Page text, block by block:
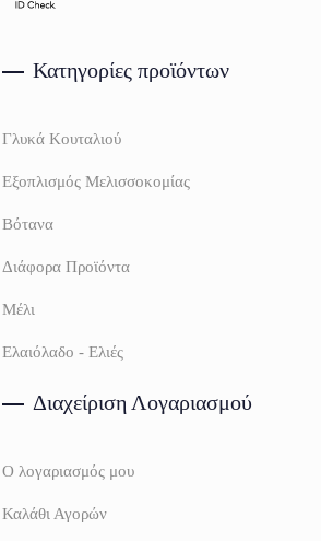
Κατηγορίες προϊόντων
Γλυκά Κουταλιού
Εξοπλισμός Μελισσοκομίας
Βότανα
Διάφορα Προϊόντα
Μέλι
Ελαιόλαδο - Ελιές
Διαχείριση Λογαριασμού
Ο λογαριασμός μου
Καλάθι Αγορών